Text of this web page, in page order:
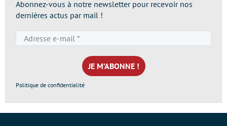
Abonnez-vous à notre newsletter pour recevoir nos
dernières actus par mail !
e-
mail
*
Politique de confidentialité